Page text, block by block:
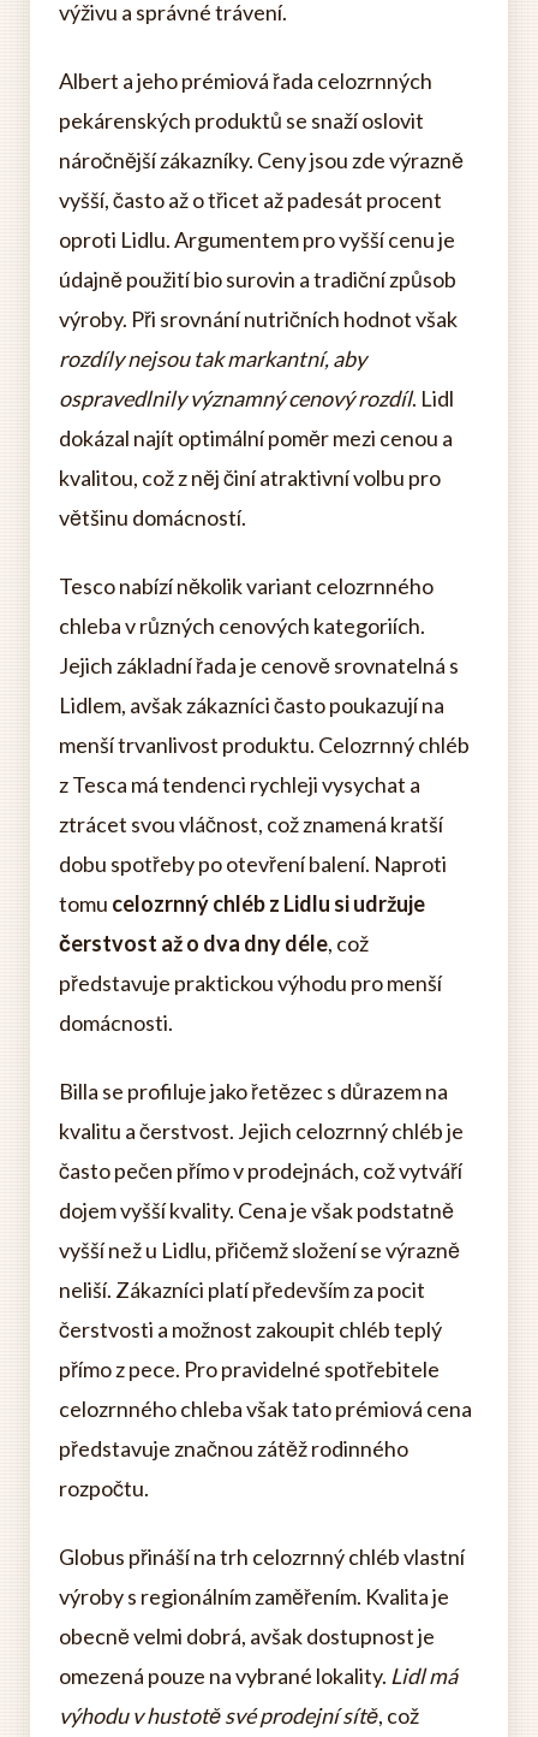
výživu a správné trávení.
Albert a jeho prémiová řada celozrnných
pekárenských produktů se snaží oslovit
náročnější zákazníky. Ceny jsou zde výrazně
vyšší, často až o třicet až padesát procent
oproti Lidlu. Argumentem pro vyšší cenu je
údajně použití bio surovin a tradiční způsob
výroby. Při srovnání nutričních hodnot však
rozdíly nejsou tak markantní, aby
ospravedlnily významný cenový rozdíl. Lidl
dokázal najít optimální poměr mezi cenou a
kvalitou, což z něj činí atraktivní volbu pro
většinu domácností.
Tesco nabízí několik variant celozrnného
chleba v různých cenových kategoriích.
Jejich základní řada je cenově srovnatelná s
Lidlem, avšak zákazníci často poukazují na
menší trvanlivost produktu. Celozrnný chléb
z Tesca má tendenci rychleji vysychat a
ztrácet svou vláčnost, což znamená kratší
dobu spotřeby po otevření balení. Naproti
tomu celozrnný chléb z Lidlu si udržuje
čerstvost až o dva dny déle, což
představuje praktickou výhodu pro menší
domácnosti.
Billa se profiluje jako řetězec s důrazem na
kvalitu a čerstvost. Jejich celozrnný chléb je
často pečen přímo v prodejnách, což vytváří
dojem vyšší kvality. Cena je však podstatně
vyšší než u Lidlu, přičemž složení se výrazně
neliší. Zákazníci platí především za pocit
čerstvosti a možnost zakoupit chléb teplý
přímo z pece. Pro pravidelné spotřebitele
celozrnného chleba však tato prémiová cena
představuje značnou zátěž rodinného
rozpočtu.
Globus přináší na trh celozrnný chléb vlastní
výroby s regionálním zaměřením. Kvalita je
obecně velmi dobrá, avšak dostupnost je
omezená pouze na vybrané lokality. Lidl má
výhodu v hustotě své prodejní sítě, což